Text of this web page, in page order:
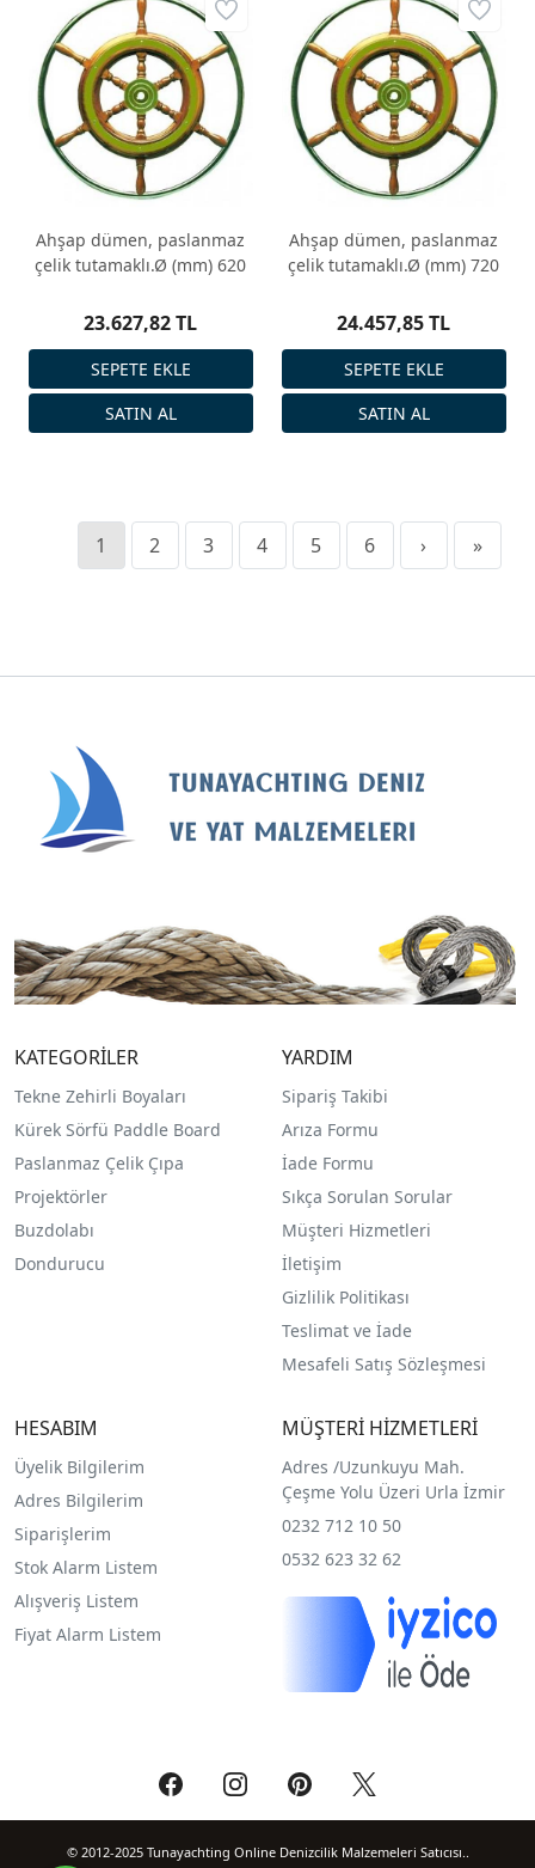
Ahşap dümen, paslanmaz
çelik tutamaklı.Ø (mm) 620
23.627,82 TL
Ahşap dümen, paslanmaz
çelik tutamaklı.Ø (mm) 720
24.457,85 TL
1 2 3 4 5 6 › »
KATEGORİLER
Tekne Zehirli Boyaları
Kürek Sörfü Paddle Board
Paslanmaz Çelik Çıpa
Projektörler
Buzdolabı
Dondurucu
YARDIM
Sipariş Takibi
Arıza Formu
İade Formu
Sıkça Sorulan Sorular
Müşteri Hizmetleri
İletişim
Gizlilik Politikası
Teslimat ve İade
Mesafeli Satış Sözleşmesi
HESABIM
Üyelik Bilgilerim
Adres Bilgilerim
Siparişlerim
Stok Alarm Listem
Alışveriş Listem
Fiyat Alarm Listem
MÜŞTERİ HİZMETLERİ
Adres /Uzunkuyu Mah.
Çeşme Yolu Üzeri Urla İzmir
0232 712 10 50
0532 623 32 62
© 2012-2025 Tunayachting Online Denizcilik Malzemeleri Satıcısı..